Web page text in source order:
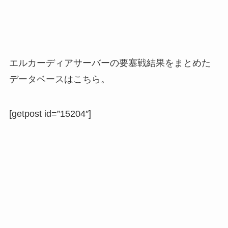
エルカーディアサーバーの要塞戦結果をまとめた
データベースはこちら。
[getpost id=”15204″]